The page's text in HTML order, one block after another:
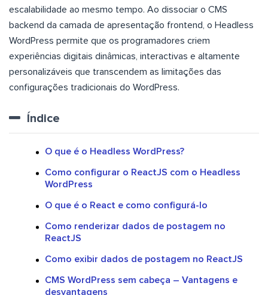
escalabilidade ao mesmo tempo. Ao dissociar o CMS
backend da camada de apresentação frontend, o Headless
WordPress permite que os programadores criem
experiências digitais dinâmicas, interactivas e altamente
personalizáveis que transcendem as limitações das
configurações tradicionais do WordPress.
Índice
O que é o Headless WordPress?
Como configurar o ReactJS com o Headless
WordPress
O que é o React e como configurá-lo
Como renderizar dados de postagem no
ReactJS
Como exibir dados de postagem no ReactJS
CMS WordPress sem cabeça – Vantagens e
desvantagens